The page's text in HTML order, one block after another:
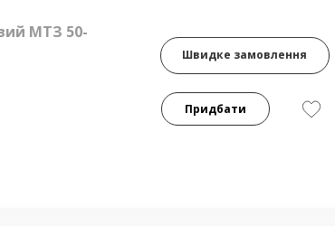
МТЗ 50-
Швидке замовлення
Придбати